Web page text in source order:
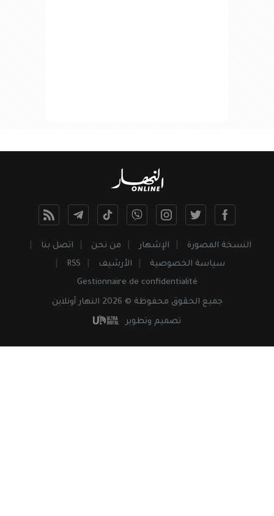
النسخة المصورة الإشهار من نحن
اتصل بنا
سياسة الخصوصية
الأرشيف
RSS
Gestionnaire de confidentialité
جميع الحقوق محفوظة © 2026 النهار أونلاين
تصميم وتطوير